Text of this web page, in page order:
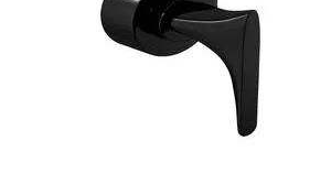
COMPRAR AGORA